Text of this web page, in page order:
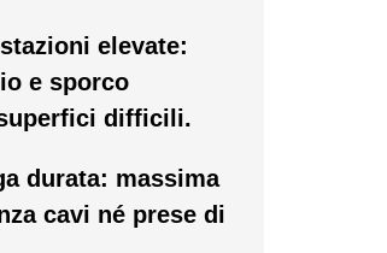
elevate:
e sporco
difficili.
durata: massima
cavi né prese di